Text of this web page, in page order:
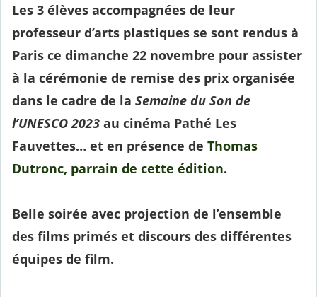
Les 3 élèves accompagnées de leur
professeur d’arts plastiques se sont rendus à
Paris ce dimanche 22 novembre pour assister
à la cérémonie de remise des prix organisée
dans le cadre de la Semaine du Son de
l’UNESCO 2023 au cinéma Pathé Les
Fauvettes… et en présence de Thomas
Dutronc, parrain de cette édition.
Belle soirée avec projection de l’ensemble
des films primés et discours des différentes
équipes de film.